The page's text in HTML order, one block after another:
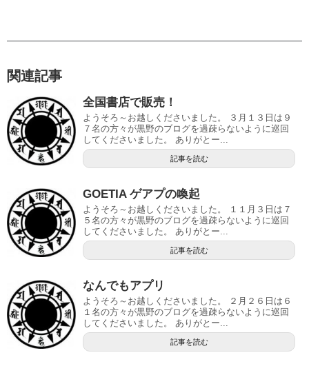
関連記事
全国書店で販売！
ようそろ～お越しくださいました。 ３月１３日は９
７名の方々が黒野のブログを過疎らないように巡回
してくださいました。 ありがとー...
記事を読む
GOETIA ゲアプの喚起
ようそろ～お越しくださいました。 １１月３日は７
５名の方々が黒野のブログを過疎らないように巡回
してくださいました。 ありがとー...
記事を読む
なんでもアプリ
ようそろ～お越しくださいました。 ２月２６日は６
１名の方々が黒野のブログを過疎らないように巡回
してくださいました。 ありがとー...
記事を読む